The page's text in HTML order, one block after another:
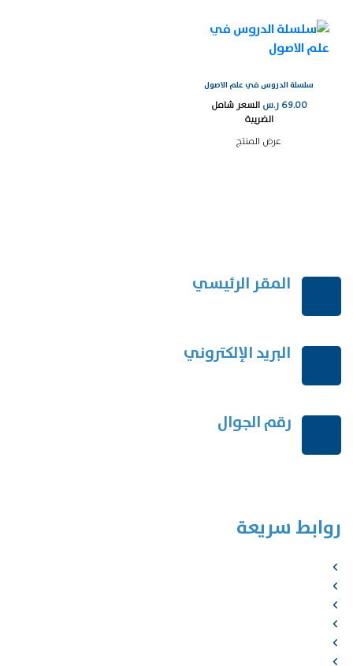
سلسلة الدروس في علم الاصول
69.00 ر.س السعر شامل
الضريبة
عرض المنتج
المقر الرئيسي
البريد الإلكتروني
رقم الجوال
روابط سريعة